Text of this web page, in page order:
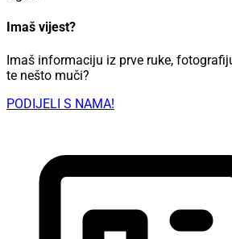
Imaš vijest?
Imaš informaciju iz prve ruke,
te nešto muči?
PODIJELI S NAMA!